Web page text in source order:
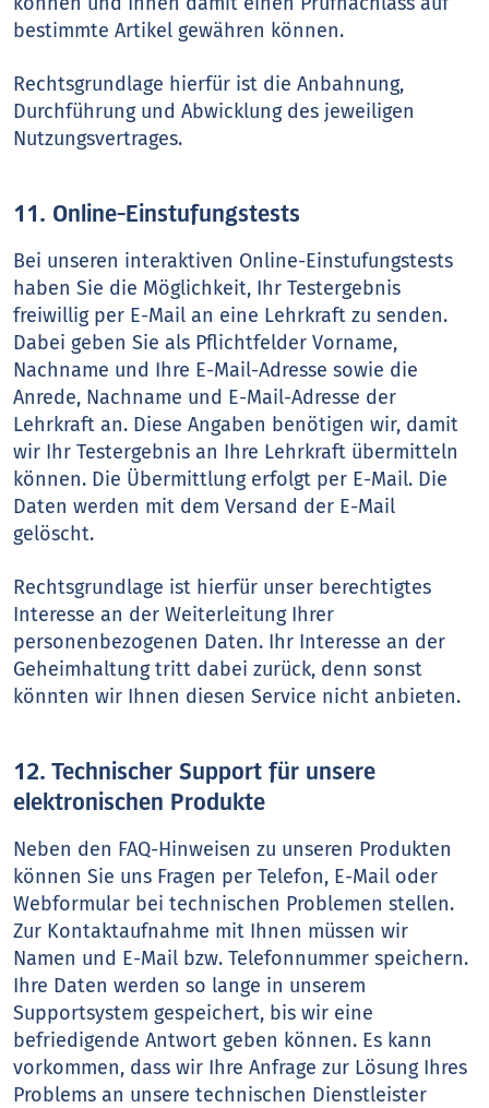
bestimmte Artikel gewähren können.
Rechtsgrundlage hierfür ist die Anbahnung,
Durchführung und Abwicklung des jeweiligen
Nutzungsvertrages.
11. Online-Einstufungstests
Bei unseren interaktiven Online-Einstufungstests
haben Sie die Möglichkeit, Ihr Testergebnis
freiwillig per E-Mail an eine Lehrkraft zu senden.
Dabei geben Sie als Pflichtfelder Vorname,
Nachname und Ihre E-Mail-Adresse sowie die
Anrede, Nachname und E-Mail-Adresse der
Lehrkraft an. Diese Angaben benötigen wir, damit
wir Ihr Testergebnis an Ihre Lehrkraft übermitteln
können. Die Übermittlung erfolgt per E-Mail. Die
Daten werden mit dem Versand der E-Mail
gelöscht.
Rechtsgrundlage ist hierfür unser berechtigtes
Interesse an der Weiterleitung Ihrer
personenbezogenen Daten. Ihr Interesse an der
Geheimhaltung tritt dabei zurück, denn sonst
könnten wir Ihnen diesen Service nicht anbieten.
12. Technischer Support für unsere
elektronischen Produkte
Neben den FAQ-Hinweisen zu unseren Produkten
können Sie uns Fragen per Telefon, E-Mail oder
Webformular bei technischen Problemen stellen.
Zur Kontaktaufnahme mit Ihnen müssen wir
Namen und E-Mail bzw. Telefonnummer speichern.
Ihre Daten werden so lange in unserem
Supportsystem gespeichert, bis wir eine
befriedigende Antwort geben können. Es kann
vorkommen, dass wir Ihre Anfrage zur Lösung Ihres
Problems an unsere technischen Dienstleister